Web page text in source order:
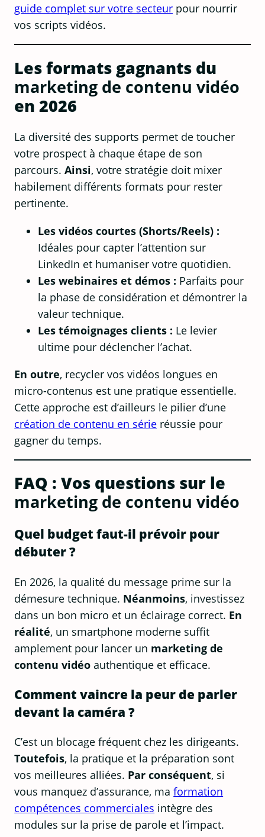
guide complet sur votre secteur pour nourrir
vos scripts vidéos.
Les formats gagnants du
marketing de contenu vidéo
en 2026
La diversité des supports permet de toucher
votre prospect à chaque étape de son
parcours.Ainsi, votre stratégie doit mixer
habilement différents formats pour rester
pertinente.
Les vidéos courtes (Shorts/Reels) :
Idéales pour capter l’attention sur
LinkedIn et humaniser votre quotidien.
Les webinaires et démos : Parfaits pour
la phase de considération et démontrer la
valeur technique.
Les témoignages clients : Le levier
ultime pour déclencher l’achat.
En outre, recycler vos vidéos longues en
micro-contenus est une pratique essentielle.
Cette approche est d’ailleurs le pilier d’une
création de contenu en série réussie pour
gagner du temps.
FAQ : Vos questions sur le
marketing de contenu vidéo
Quel budget faut-il prévoir pour
débuter ?
En 2026, la qualité du message prime sur la
démesure technique. Néanmoins, investissez
dans un bon micro et un éclairage correct. En
réalité, un smartphone moderne suffit
amplement pour lancer un marketing de
contenu vidéo authentique et efficace.
Comment vaincre la peur de parler
devant la caméra ?
C’est un blocage fréquent chez les dirigeants.
Toutefois, la pratique et la préparation sont
vos meilleures alliées. Par conséquent, si
vous manquez d’assurance, maformation
compétences commerciales intègre des
modules sur la prise de parole et l’impact.